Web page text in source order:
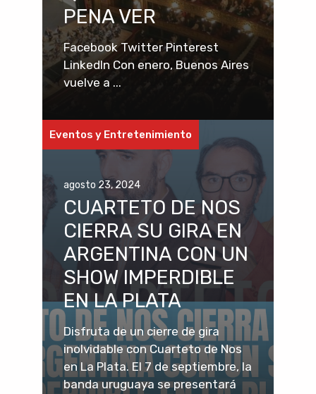
PENA VER
Facebook Twitter Pinterest
LinkedIn Con enero, Buenos Aires
vuelve a ...
Eventos y Entretenimiento
agosto 23, 2024
CUARTETO DE NOS
CIERRA SU GIRA EN
ARGENTINA CON UN
SHOW IMPERDIBLE
EN LA PLATA
Disfruta de un cierre de gira
inolvidable con Cuarteto de Nos
en La Plata. El 7 de septiembre, la
banda uruguaya se presentará